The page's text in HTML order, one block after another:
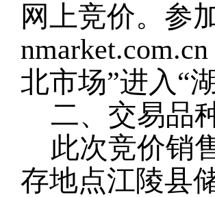
网上竞价。参
北市场”进入“
二、交易品
此次竞价销
存地点江陵县